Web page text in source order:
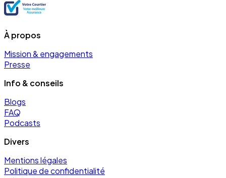
À propos
Mission & engagements
Presse
Info & conseils
Blogs
FAQ
Podcasts
Divers
Mentions légales
Politique de confidentialité